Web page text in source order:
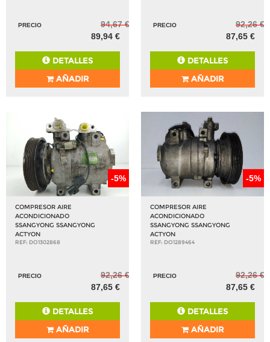
PRECIO
94,67 €
89,94 €
DETALLES
AÑADIR
PRECIO
92,26 €
87,65 €
DETALLES
AÑADIR
-5%
COMPRESOR AIRE
ACONDICIONADO
SSANGYONG SSANGYONG
ACTYON
REF: DO1302868
PRECIO
92,26 €
87,65 €
DETALLES
AÑADIR
-5%
COMPRESOR AIRE
ACONDICIONADO
SSANGYONG SSANGYONG
ACTYON
REF: DO1289464
PRECIO
92,26 €
87,65 €
DETALLES
AÑADIR